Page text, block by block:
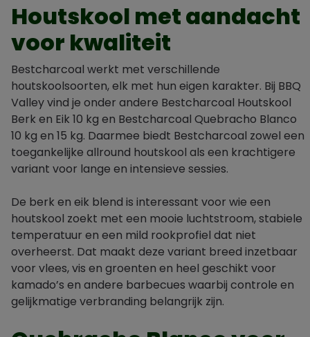
Houtskool met aandacht
voor kwaliteit
Bestcharcoal werkt met verschillende
houtskoolsoorten, elk met hun eigen karakter. Bij BBQ
Valley vind je onder andere Bestcharcoal Houtskool
Berk en Eik 10 kg en Bestcharcoal Quebracho Blanco
10 kg en 15 kg. Daarmee biedt Bestcharcoal zowel een
toegankelijke allround houtskool als een krachtigere
variant voor lange en intensieve sessies.
De berk en eik blend is interessant voor wie een
houtskool zoekt met een mooie luchtstroom, stabiele
temperatuur en een mild rookprofiel dat niet
overheerst. Dat maakt deze variant breed inzetbaar
voor vlees, vis en groenten en heel geschikt voor
kamado’s en andere barbecues waarbij controle en
gelijkmatige verbranding belangrijk zijn.